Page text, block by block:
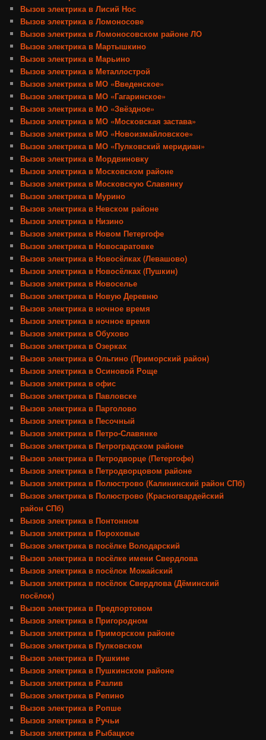
Вызов электрика в Лисий Нос
Вызов электрика в Ломоносове
Вызов электрика в Ломоносовском районе ЛО
Вызов электрика в Мартышкино
Вызов электрика в Марьино
Вызов электрика в Металлострой
Вызов электрика в МО «Введенское»
Вызов электрика в МО «Гагаринское»
Вызов электрика в МО «Звёздное»
Вызов электрика в МО «Московская застава»
Вызов электрика в МО «Новоизмайловское»
Вызов электрика в МО «Пулковский меридиан»
Вызов электрика в Мордвиновку
Вызов электрика в Московском районе
Вызов электрика в Московскую Славянку
Вызов электрика в Мурино
Вызов электрика в Невском районе
Вызов электрика в Низино
Вызов электрика в Новом Петергофе
Вызов электрика в Новосаратовке
Вызов электрика в Новосёлках (Левашово)
Вызов электрика в Новосёлках (Пушкин)
Вызов электрика в Новоселье
Вызов электрика в Новую Деревню
Вызов электрика в ночное время
Вызов электрика в ночное время
Вызов электрика в Обухово
Вызов электрика в Озерках
Вызов электрика в Ольгино (Приморский район)
Вызов электрика в Осиновой Роще
Вызов электрика в офис
Вызов электрика в Павловске
Вызов электрика в Парголово
Вызов электрика в Песочный
Вызов электрика в Петро-Славянке
Вызов электрика в Петроградском районе
Вызов электрика в Петродворце (Петергофе)
Вызов электрика в Петродворцовом районе
Вызов электрика в Полюстрово (Калининский район СПб)
Вызов электрика в Полюстрово (Красногвардейский
район СПб)
Вызов электрика в Понтонном
Вызов электрика в Пороховые
Вызов электрика в посёлке Володарский
Вызов электрика в посёлке имени Свердлова
Вызов электрика в посёлок Можайский
Вызов электрика в посёлок Свердлова (Дёминский
посёлок)
Вызов электрика в Предпортовом
Вызов электрика в Пригородном
Вызов электрика в Приморском районе
Вызов электрика в Пулковском
Вызов электрика в Пушкине
Вызов электрика в Пушкинском районе
Вызов электрика в Разлив
Вызов электрика в Репино
Вызов электрика в Ропше
Вызов электрика в Ручьи
Вызов электрика в Рыбацкое